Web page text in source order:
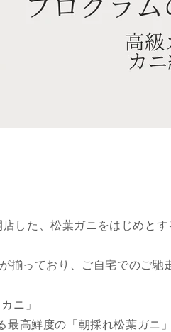
した、松葉ガニをはじめと
揃っており、ご自宅でのご馳
ニ」
高鮮度の「朝採れ松葉ガニ」